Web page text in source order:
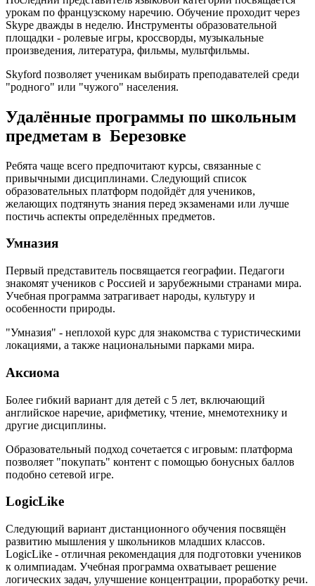
урокам по французскому наречию. Обучение проходит через
Skype дважды в неделю. Инструменты образовательной
площадки - ролевые игры, кроссворды, музыкальные
произведения, литература, фильмы, мультфильмы.
Skyford позволяет ученикам выбирать преподавателей среди
"родного" или "чужого" населения.
Удалённые программы по школьным
предметам в Березовке
Ребята чаще всего предпочитают курсы, связанные с
привычными дисциплинами. Следующий список
образовательных платформ подойдёт для учеников,
желающих подтянуть знания перед экзаменами или лучше
постичь аспекты определённых предметов.
Умназия
Первый представитель посвящается географии. Педагоги
знакомят учеников с Россией и зарубежными странами мира.
Учебная программа затрагивает народы, культуру и
особенности природы.
"Умназия" - неплохой курс для знакомства с туристическими
локациями, а также национальными парками мира.
Аксиома
Более гибкий вариант для детей с 5 лет, включающий
английское наречие, арифметику, чтение, мнемотехнику и
другие дисциплины.
Образовательный подход сочетается с игровым: платформа
позволяет "покупать" контент с помощью бонусных баллов
подобно сетевой игре.
LogicLike
Следующий вариант дистанционного обучения посвящён
развитию мышления у школьников младших классов.
LogicLike - отличная рекомендация для подготовки учеников
к олимпиадам. Учебная программа охватывает решение
логических задач, улучшение концентрации, проработку речи.